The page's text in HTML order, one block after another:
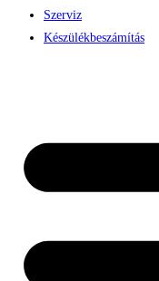
Szerviz
Készülékbeszámítás